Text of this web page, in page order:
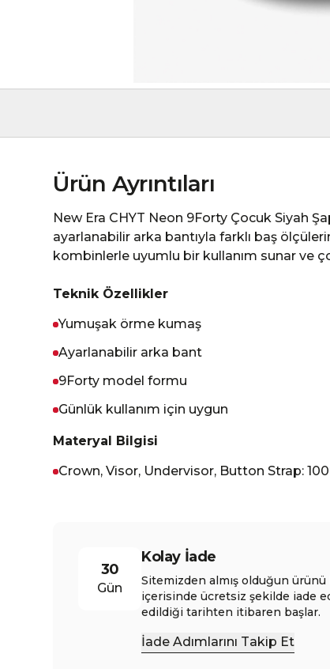
Ürün Ayrıntıları
New Era CHYT Neon 9Forty Çocuk Siyah
ayarlanabilir arka bantıyla farklı baş
kombinlerle uyumlu bir kullanım sunar ve
Teknik Özellikler
Yumuşak örme kumaş
Ayarlanabilir arka bant
9Forty model formu
Günlük kullanım için uygun
Materyal Bilgisi
Crown, Visor, Undervisor, Button Strap:
30
Gün
Kolay İade
Sitemizden almış olduğun ürünü
içerisinde ücretsiz şekilde iade
edildiği tarihten itibaren başlar.
İade Adımlarını Takip Et